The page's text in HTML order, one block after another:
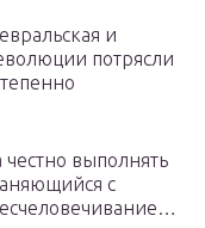
и
потрясли
выполнять
с